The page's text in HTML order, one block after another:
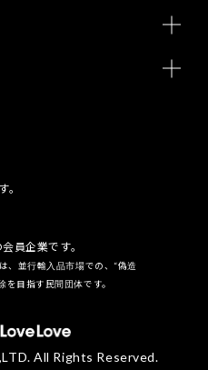
。
員企業です。
、並行輸入品市場での、“偽造
を目指す民間団体です。
All Rights Reserved.